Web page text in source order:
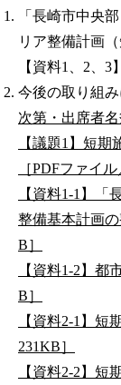
「長崎市中央
リア整備計画
【資料1、2、3】
今後の取り組み
次第・出席者
【議題1】短
［PDFファイル
【資料1-1】「
整備基本計画
B］
【資料1-2】都
B］
【資料2-1】短
231KB］
【資料2-2】短